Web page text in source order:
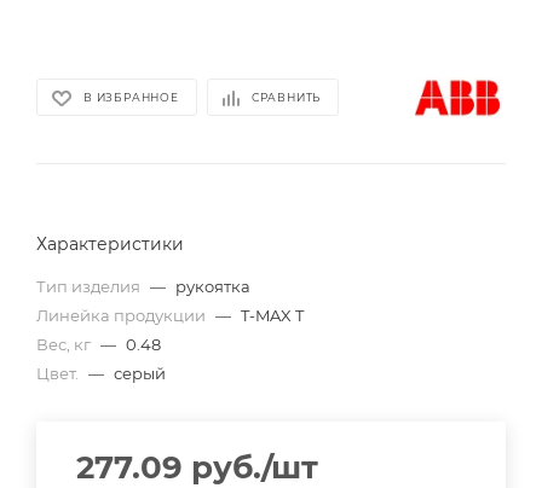
В ИЗБРАННОЕ СРАВНИТЬ
Характеристики
Тип изделия — рукоятка
Линейка продукции — T-MAX T
Вес, кг — 0.48
Цвет.
— серый
277.09 руб./шт